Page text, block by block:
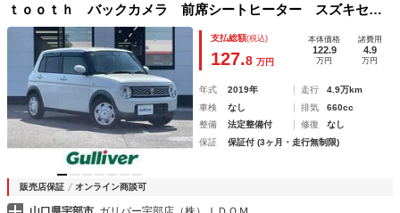
ｔｏｏｔｈ バックカメラ 前席シートヒーター スズキセー
フティサポート アイドリングストップ 純正フロアマット
ＥＴＣ プッシュスタート スマートキー スペアキー
支払総額(税込)
127.8 万円
本体価格
122.9
万円
諸費用
4.9
万円
年式 2019年 走行
4.9万km
車検
なし 排気
660cc
整備
法定整備付 修復
なし
保証
保証付 (3ヶ月・走行無制限)
販売店保証 オンライン商談可